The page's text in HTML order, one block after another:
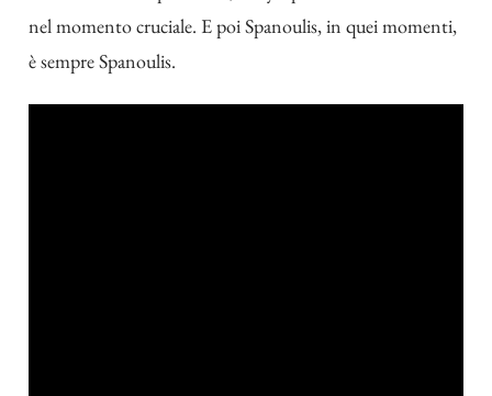
nel momento cruciale. E poi Spanoulis, in quei momenti,
è sempre Spanoulis.